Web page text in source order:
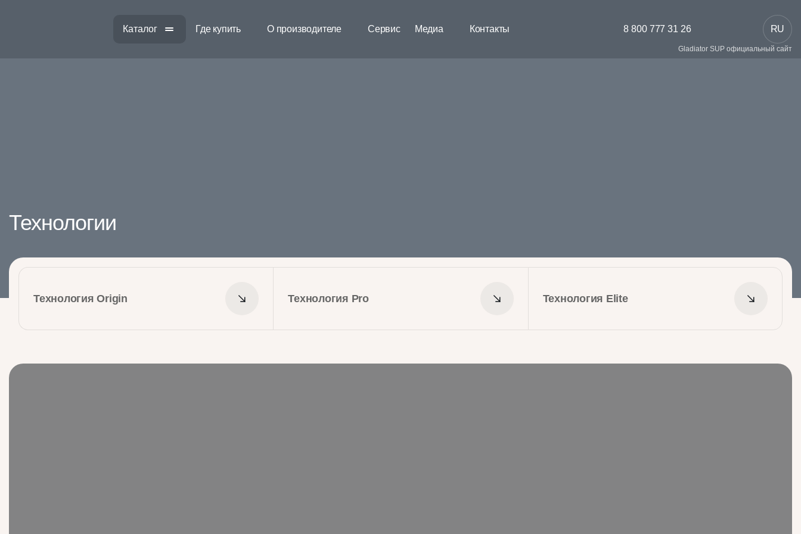
Каталог Где купить О производителе Сервис Медиа Контакты 8 800 777 31 26 RU
Gladiator SUP официальный сайт
Технологии
Технология Origin Технология Pro Технология Elite